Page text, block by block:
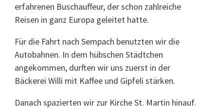
erfahrenen Buschauffeur, der schon zahlreiche
Reisen in ganz Europa geleitet hatte.
Für die Fahrt nach Sempach benutzten wir die
Autobahnen. In dem hübschen Städtchen
angekommen, durften wir uns zuerst in der
Bäckerei Willi mit Kaffee und Gipfeli stärken.
Danach spazierten wir zur Kirche St. Martin hinauf.